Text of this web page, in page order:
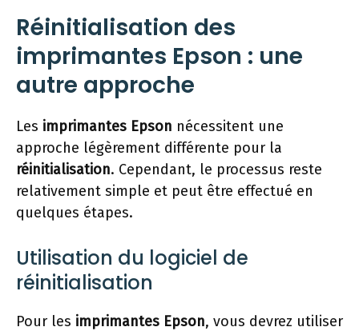
Réinitialisation des
imprimantes Epson : une
autre approche
Les imprimantes Epson nécessitent une
approche légèrement différente pour la
réinitialisation. Cependant, le processus reste
relativement simple et peut être effectué en
quelques étapes.
Utilisation du logiciel de
réinitialisation
Pour les imprimantes Epson, vous devrez utiliser